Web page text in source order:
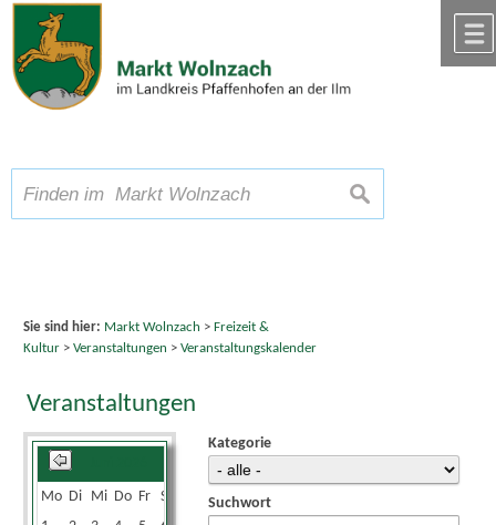
Zum Inhalt,zur Navigation
Schriftgröße A A A suchen
Sie sind hier: Markt Wolnzach > Freizeit &
Kultur> Veranstaltungen > Veranstaltungskalender
Veranstaltungen
Mo Di Mi Do Fr Sa
Kategorie
Suchwort